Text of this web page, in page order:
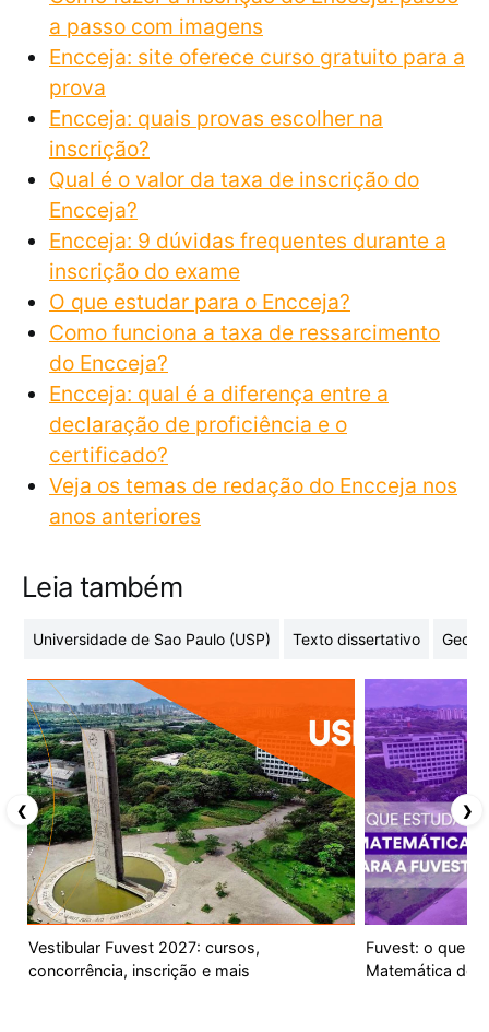
a passo com imagens
Encceja: site oferece curso gratuito para a
prova
Encceja: quais provas escolher na
inscrição?
Qual é o valor da taxa de inscrição do
Encceja?
Encceja: 9 dúvidas frequentes durante a
inscrição do exame
O que estudar para o Encceja?
Como funciona a taxa de ressarcimento
do Encceja?
Encceja: qual é a diferença entre a
declaração de proficiência e o
certificado?
Veja os temas de redação do Encceja nos
anos anteriores
Leia também
Universidade de Sao Paulo (USP) Texto dissertativo
Vestibular Fuvest 2027: cursos,
concorrência, inscrição e mais
Fuvest: o que
Matemática do
❮ ❯